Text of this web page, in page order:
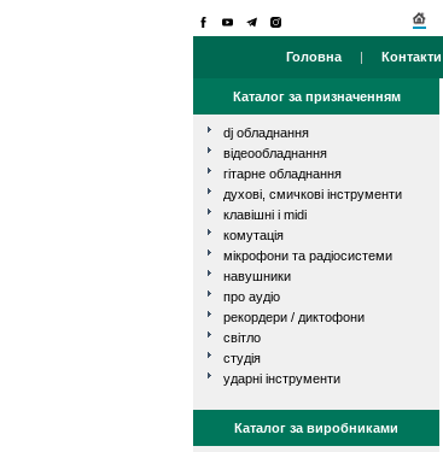
Головна | Контакти
Каталог за призначенням
dj обладнання
відеообладнання
гітарне обладнання
духові, смичкові інструменти
клавішні і midi
комутація
мікрофони та радіосистеми
навушники
про аудіо
рекордери / диктофони
світло
студія
ударні інструменти
Каталог за виробниками